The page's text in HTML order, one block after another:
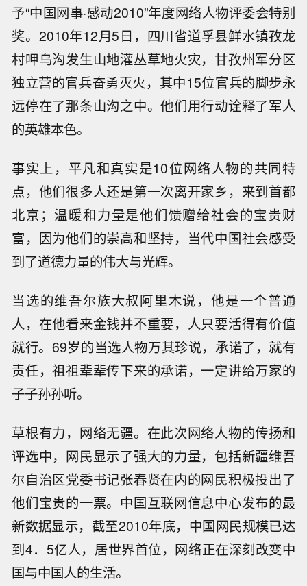
予“中国网事·感动2010”年度网络人物评委会特别
奖。2010年12月5日，四川省道孚县鲜水镇孜龙
村呷乌沟发生山地灌丛草地火灾，甘孜州军分区
独立营的官兵奋勇灭火，其中15位官兵的脚步永
远停在了那条山沟之中。他们用行动诠释了军人
的英雄本色。
事实上，平凡和真实是10位网络人物的共同特
点，他们很多人还是第一次离开家乡，来到首都
北京；温暖和力量是他们馈赠给社会的宝贵财
富，因为他们的崇高和坚持，当代中国社会感受
到了道德力量的伟大与光辉。
当选的维吾尔族大叔阿里木说，他是一个普通
人，在他看来金钱并不重要，人只要活得有价值
就行。69岁的当选人物万其珍说，承诺了，就有
责任，祖祖辈辈传下来的承诺，一定讲给万家的
子子孙孙听。
草根有力，网络无疆。在此次网络人物的传扬和
评选中，网民显示了强大的力量，包括新疆维吾
尔自治区党委书记张春贤在内的网民积极投出了
他们宝贵的一票。中国互联网信息中心发布的最
新数据显示，截至2010年底，中国网民规模已达
到4．5亿人，居世界首位，网络正在深刻改变中
国与中国人的生活。